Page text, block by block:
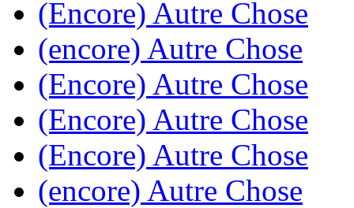
(Encore) Autre Chose
(encore) Autre Chose
(Encore) Autre Chose
(Encore) Autre Chose
(Encore) Autre Chose
(encore) Autre Chose